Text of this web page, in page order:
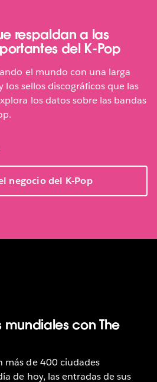
respaldan a las
del K-Pop
el mundo con una larga
los sellos discográficos que las
los datos sobre las bandas
negocio del K-Pop
mundiales con The
más de 400 ciudades
de hoy, las entradas de sus